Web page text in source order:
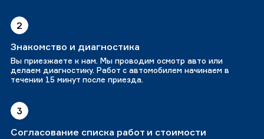
2
Знакомство и диагностика
Вы приезжаете к нам. Мы проводим осмотр авто или
делаем диагностику. Работ с автомобилем начинаем в
течении 15 минут после приезда.
3
Согласование списка работ и стоимости